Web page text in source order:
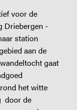
voor de
Driebergen -
station
aan de
gaat
het witte
door de